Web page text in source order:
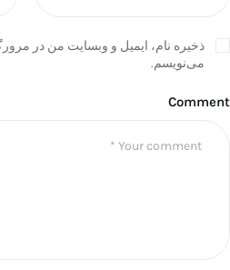
ذخیره نام، ایمیل و وبسایت من در
می‌نویسم.
Comment